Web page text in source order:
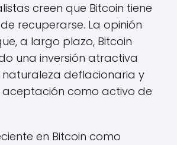
creen que Bitcoin tiene
recuperarse. La opinión
a largo plazo, Bitcoin
una inversión atractiva
deflacionaria y
aceptación como activo de
en Bitcoin como